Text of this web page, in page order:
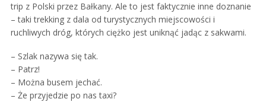
trip z Polski przez Bałkany. Ale to jest faktycznie inne doznanie
– taki trekking z dala od turystycznych miejscowości i
ruchliwych dróg, których ciężko jest uniknąć jadąc z sakwami.
– Szlak nazywa się tak.
– Patrz!
– Można busem jechać.
– Że przyjedzie po nas taxi?